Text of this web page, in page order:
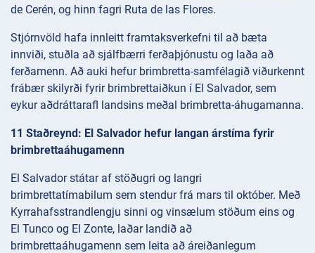
de Cerén, og hinn fagri Ruta de las Flores.
Stjórnvöld hafa innleitt framtaksverkefni til að bæta
innviði, stuðla að sjálfbærri ferðaþjónustu og laða að
ferðamenn. Að auki hefur brimbretta-samfélagið viðurkennt
frábær skilyrði fyrir brimbrettaiðkun í El Salvador, sem
eykur aðdráttarafl landsins meðal brimbretta-áhugamanna.
11 Staðreynd: El Salvador hefur langan árstíma fyrir
brimbrettaáhugamenn
El Salvador státar af stöðugri og langri
brimbrettatímabilum sem stendur frá mars til október. Með
Kyrrahafsstrandlengju sinni og vinsælum stöðum eins og
El Tunco og El Zonte, laðar landið að
brimbrettaáhugamenn sem leita að áreiðanlegum